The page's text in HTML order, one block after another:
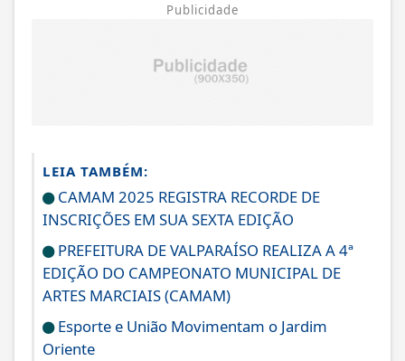
Publicidade
LEIA TAMBÉM:
CAMAM 2025 REGISTRA RECORDE DE
INSCRIÇÕES EM SUA SEXTA EDIÇÃO
PREFEITURA DE VALPARAÍSO REALIZA A 4ª
EDIÇÃO DO CAMPEONATO MUNICIPAL DE
ARTES MARCIAIS (CAMAM)
Esporte e União Movimentam o Jardim
Oriente